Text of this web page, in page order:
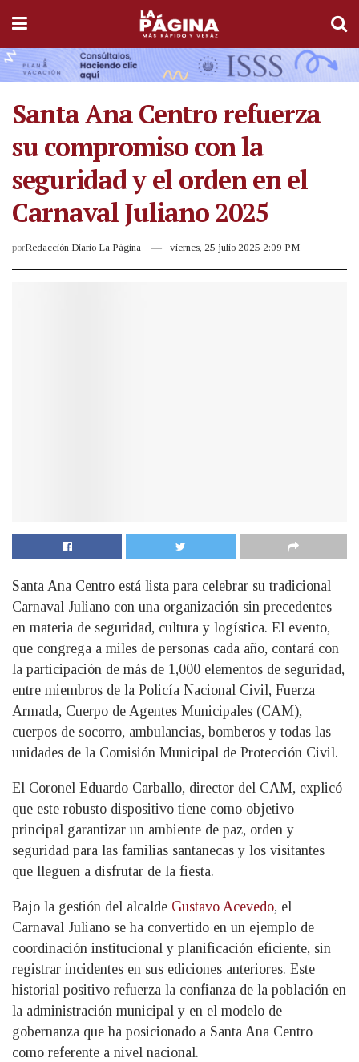
Santa Ana Centro refuerza
su compromiso con la
seguridad y el orden en el
Carnaval Juliano 2025
porRedacción Diario La Página viernes, 25 julio 2025 2:09 PM
Santa Ana Centro está lista para celebrar su tradicional
Carnaval Juliano con una organización sin precedentes
en materia de seguridad, cultura y logística. El evento,
que congrega a miles de personas cada año, contará con
la participación de más de 1,000 elementos de seguridad,
entre miembros de la Policía Nacional Civil, Fuerza
Armada, Cuerpo de Agentes Municipales (CAM),
cuerpos de socorro, ambulancias, bomberos y todas las
unidades de la Comisión Municipal de Protección Civil.
El Coronel Eduardo Carballo, director del CAM, explicó
que este robusto dispositivo tiene como objetivo
principal garantizar un ambiente de paz, orden y
seguridad para las familias santanecas y los visitantes
que lleguen a disfrutar de la fiesta.
Bajo la gestión del alcalde Gustavo Acevedo, el
Carnaval Juliano se ha convertido en un ejemplo de
coordinación institucional y planificación eficiente, sin
registrar incidentes en sus ediciones anteriores. Este
historial positivo refuerza la confianza de la población en
la administración municipal y en el modelo de
gobernanza que ha posicionado a Santa Ana Centro
como referente a nivel nacional.